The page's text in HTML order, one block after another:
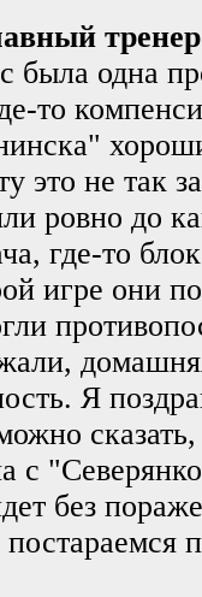
была одна
то
это не так
ровно до
где-то
игре они
Я
с
без
постараемся